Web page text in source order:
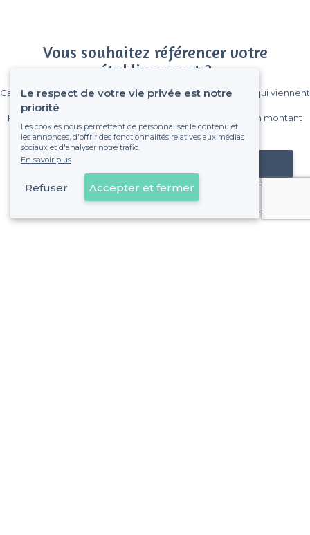
Vous souhaitez référencer votre
établissement ?
Gagnez de nombreux clients parmi le million de visiteurs qui viennent
Pas de commissions et sans engagement, vous payez un montant
fixe sans risque de voir déraper la facture.
Référencer mon établissement
Déjà client
Le respect de votre vie privée est notre
priorité
Les cookies nous permettent de personnaliser le contenu et
les annonces, d'offrir des fonctionnalités relatives aux médias
sociaux et d'analyser notre trafic.
En savoir plus
Refuser Accepter et fermer